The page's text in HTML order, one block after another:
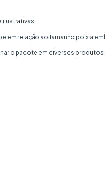
ilustrativas
em relação ao tamanho pois a
o pacote em diversos